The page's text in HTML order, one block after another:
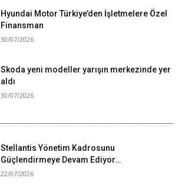
Hyundai Motor Türkiye’den İşletmelere Özel
Finansman
30/07/2026
Skoda yeni modeller yarışın merkezinde yer
aldı
30/07/2026
Stellantis Yönetim Kadrosunu
Güçlendirmeye Devam Ediyor…
22/07/2026